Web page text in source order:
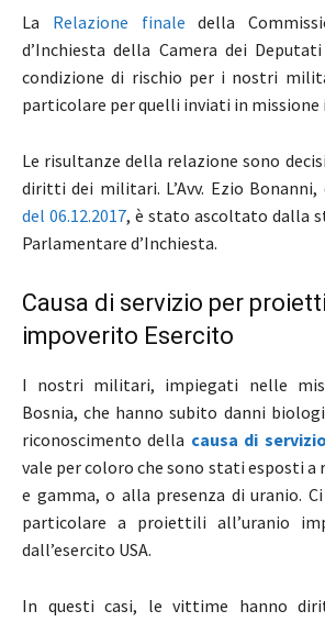
La Relazione finaledella
d’Inchiesta della Camera dei
condizione di rischio per i nostri
particolare per quelli inviati in missione
Le risultanze della relazione sono
diritti dei militari. L’Avv. Ezio Bonanni,
del 06.12.2017, è stato ascoltato dalla
Parlamentare d’Inchiesta.
Causa di servizio per
impoverito Esercito
I nostri militari, impiegati nelle
Bosnia, che hanno subito danni
riconoscimento della causa di servizio
vale per coloro che sono stati esposti a
e gamma, o alla presenza di uranio.
particolare a proiettili all’uranio
dall’esercito USA.
In questi casi, le vittime hanno